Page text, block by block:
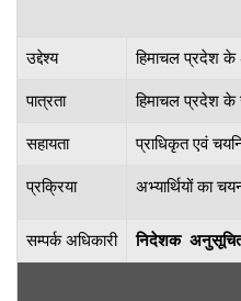
उद्देश्य हिमाचल प्रदेश के
पात्रता हिमाचल प्रदेश के
सहायता प्राधिकृत एवं
प्रक्रिया अभ्यार्थियों का
सम्पर्क अधिकारी निदेशक अनुसूचित